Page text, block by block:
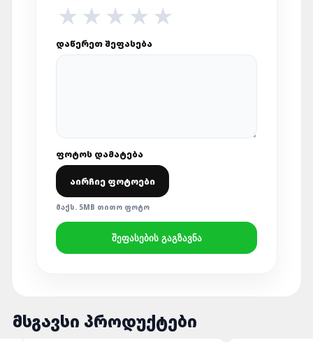
★ ★ ★ ★ ★
ᲓᲐᲬᲔᲠᲔᲗ ᲨᲔᲤᲐᲡᲔᲑᲐ
ᲤᲝᲢᲝᲡ ᲓᲐᲛᲐᲢᲔᲑᲐ
ᲐᲘᲠᲩᲘᲔ ᲤᲝᲢᲝᲔᲑᲘ
ᲛᲐᲥᲡ. 5MB ᲗᲘᲗᲝ ᲤᲝᲢᲝ
ᲨᲔᲤᲐᲡᲔᲑᲘᲡ ᲒᲐᲒᲖᲐᲕᲜᲐ
ᲛᲡᲒᲐᲕᲡᲘ ᲞᲠᲝᲓᲣᲥᲢᲔᲑᲘ